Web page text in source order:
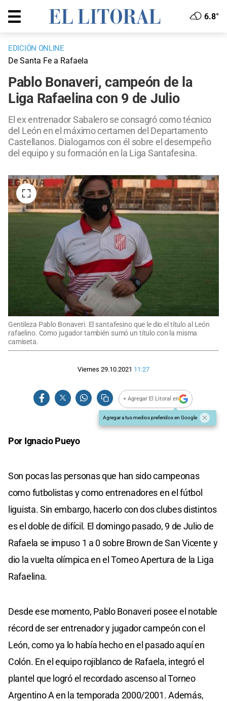
6.8°
EDICIÓN ONLINE
De Santa Fe a Rafaela
Pablo Bonaveri, campeón de la
Liga Rafaelina con 9 de Julio
El ex entrenador Sabalero se consagró como técnico
del León en el máximo certamen del Departamento
Castellanos. Dialogamos con él sobre el desempeño
del equipo y su formación en la Liga Santafesina.
Gentileza Pablo Bonaveri. El santafesino que le dio el título al León
rafaelino. Como jugador también sumó un título con la misma
camiseta.
Viernes 29.10.2021 11:27
+ Agregar El Litoral en
Agregar a tus medios preferidos en Google
Por Ignacio Pueyo
Son pocas las personas que han sido campeonas
como futbolistas y como entrenadores en el fútbol
liguista. Sin embargo, hacerlo con dos clubes distintos
es el doble de difícil. El domingo pasado, 9 de Julio de
Rafaela se impuso 1 a 0 sobre Brown de San Vicente y
dio la vuelta olímpica en el Torneo Apertura de la Liga
Rafaelina.
Desde ese momento, Pablo Bonaveri posee el notable
récord de ser entrenador y jugador campeón con el
León, como ya lo había hecho en el pasado aquí en
Colón. En el equipo rojiblanco de Rafaela, integró el
plantel que logró el recordado ascenso al Torneo
Argentino A en la temporada 2000/2001. Además,